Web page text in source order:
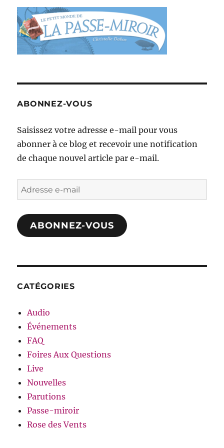
ABONNEZ-VOUS
Saisissez votre adresse e-mail pour vous
abonner à ce blog et recevoir une notification
de chaque nouvel article par e-mail.
Adresse
e-
mail
ABONNEZ-VOUS
CATÉGORIES
Audio
Événements
FAQ
Foires Aux Questions
Live
Nouvelles
Parutions
Passe-miroir
Rose des Vents